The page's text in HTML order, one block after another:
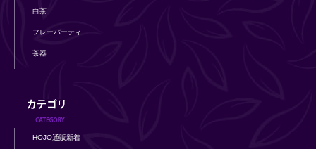
白茶
フレーバーティ
茶器
HOJO通販新着